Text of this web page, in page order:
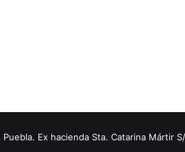
Ex hacienda Sta. Catarina Mártir